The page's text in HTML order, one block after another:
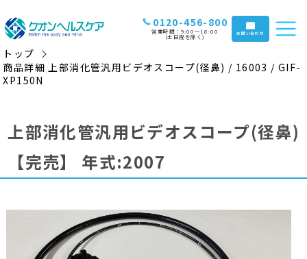
0120-456-800
営業時間：9:00〜18:00
(土日祝を除く) お問い合わせ
トップ
商品詳細 上部消化管汎用ビデオスコープ(径鼻) / 16003 / GIF-
XP150N
上部消化管汎用ビデオスコープ(径鼻)
【完売】
年式:2007